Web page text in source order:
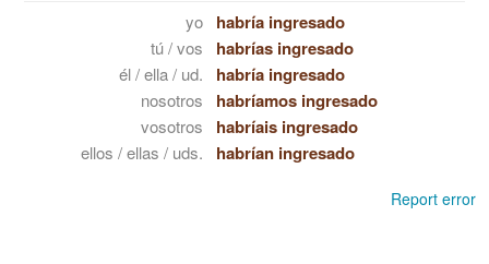
yo habría ingresado
tú / vos habrías ingresado
él / ella / ud. habría ingresado
nosotros habríamos ingresado
vosotros habríais ingresado
ellos / ellas / uds. habrían ingresado
Report error